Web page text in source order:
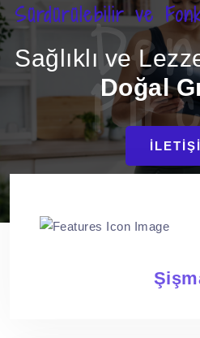
Sürdürülebilir ve
Sağlıklı ve
Doğal